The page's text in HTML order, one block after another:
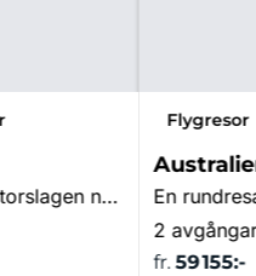
En rejäl rundresa med storslagen natur i det sagolika landet
Flygresor
2
fr. 59 155:-